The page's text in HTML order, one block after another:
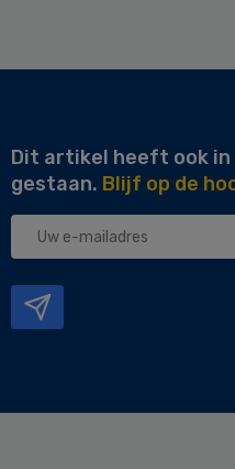
Dit artikel heeft ook
gestaan. Blijf op de
Uw